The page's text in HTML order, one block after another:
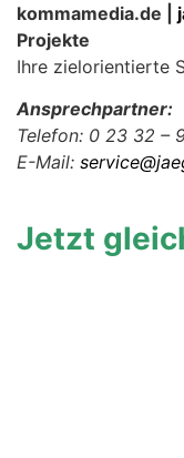
kommamedia.de |
Projekte
Ihre zielorientierte
Ansprechpartner:
Telefon: 0 23 32 –
E-Mail:
Jetzt